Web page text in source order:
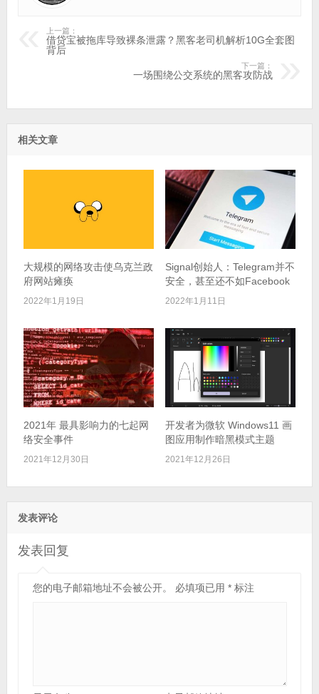
上一篇：
借贷宝被拖库导致裸条泄露？黑客老司机解析10G全套图
背后
下一篇：
一场围绕公交系统的黑客攻防战
相关文章
大规模的网络攻击使乌克兰政
府网站瘫痪
2022年1月19日
Signal创始人：Telegram并不
安全，甚至还不如Facebook
2022年1月11日
2021年 最具影响力的七起网
络安全事件
2021年12月30日
开发者为微软 Windows11 画
图应用制作暗黑模式主题
2021年12月26日
发表评论
发表回复
您的电子邮箱地址不会被公开。 必填项已用 *标注